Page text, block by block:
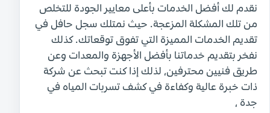
نقدم لك أفضل الخدمات بأعلى معايير الجودة للتخلص
من تلك المشكلة المزعجة. حيث نمتلك سجل حافل في
تقديم الخدمات المميزة التي تفوق توقعاتك. كذلك
نفخر بتقديم خدماتنا بأفضل الأجهزة والمعدات وعن
طريق فنيين محترفين، لذلك إذا كنت تبحث عن شركة
ذات خبرة عالية وكفاءة في كشف تسربات المياه في
جدة ،